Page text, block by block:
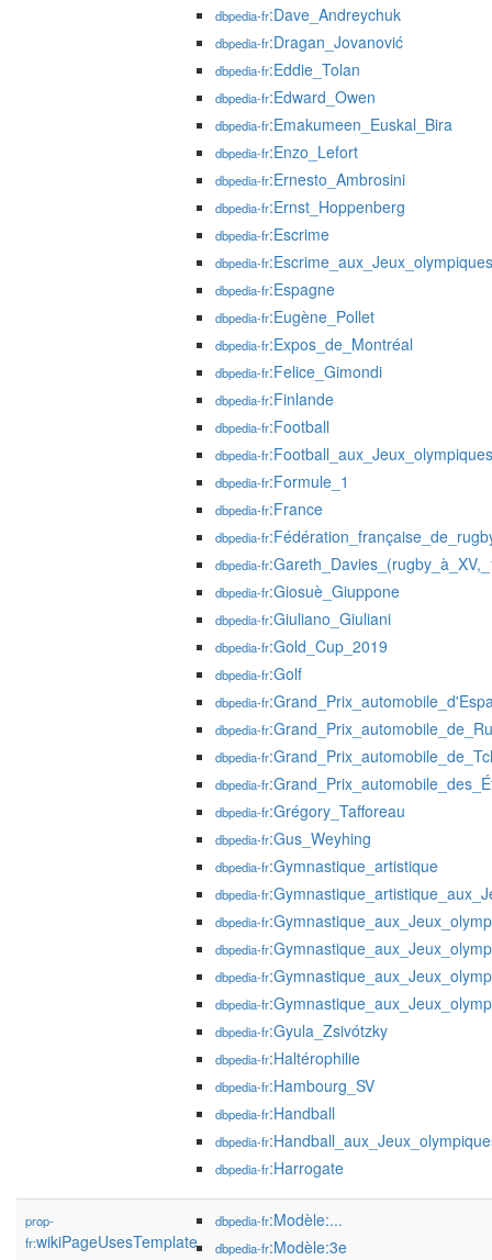
dbpedia-fr:Dave_Andreychuk
dbpedia-fr:Dragan_Jovanović
dbpedia-fr:Eddie_Tolan
dbpedia-fr:Edward_Owen
dbpedia-fr:Emakumeen_Euskal_Bira
dbpedia-fr:Enzo_Lefort
dbpedia-fr:Ernesto_Ambrosini
dbpedia-fr:Ernst_Hoppenberg
dbpedia-fr:Escrime
dbpedia-fr
dbpedia-fr:Espagne
dbpedia-fr:Eugène_Pollet
dbpedia-fr:Expos_de_Montréal
dbpedia-fr:Felice_Gimondi
dbpedia-fr:Finlande
dbpedia-fr:Football
dbpedia-fr
dbpedia-fr:Formule_1
dbpedia-fr:France
dbpedia-fr
dbpedia-fr
dbpedia-fr:Giosuè_Giuppone
dbpedia-fr:Giuliano_Giuliani
dbpedia-fr:Gold_Cup_2019
dbpedia-fr:Golf
dbpedia-fr
dbpedia-fr
dbpedia-fr
dbpedia-fr
dbpedia-fr:Grégory_Tafforeau
dbpedia-fr:Gus_Weyhing
dbpedia-fr:Gymnastique_artistique
dbpedia-fr
dbpedia-fr
dbpedia-fr
dbpedia-fr
dbpedia-fr
dbpedia-fr:Gyula_Zsivótzky
dbpedia-fr:Haltérophilie
dbpedia-fr:Hambourg_SV
dbpedia-fr:Handball
dbpedia-fr
dbpedia-fr:Harrogate
prop-
fr:wikiPageUsesTemplate
dbpedia-fr:Modèle:...
dbpedia-fr:Modèle:3e